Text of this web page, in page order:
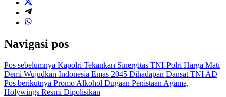
Navigasi pos
Pos sebelumnya Kapolri Tekankan Sinergitas TNI-Polri Harga Mati
Demi Wujudkan Indonesia Emas 2045 Dihadapan Dansat TNI AD
Pos berikutnya Promo Alkohol Dugaan Penistaan Agama,
Holywings Resmi Dipolisikan